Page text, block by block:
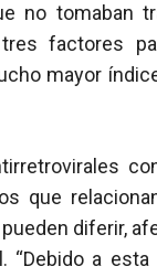
no tomaban
factores
mayor
que
diferir,
“Debido a